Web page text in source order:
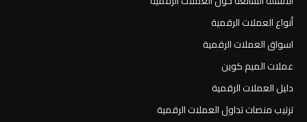
أنواع العملات الرقمية
اسواق العملات الرقمية
عملات الميم كوين
دليل العملات الرقمية
ترتيب منصات تداول العملات الرقمية